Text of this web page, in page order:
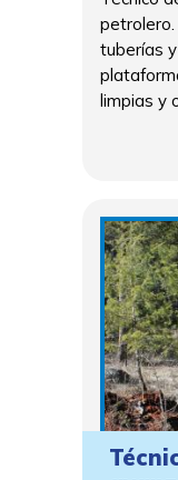
tuberías
limpias y